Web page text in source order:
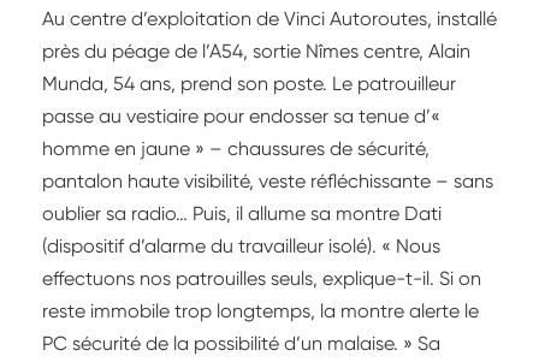
Au centre d’exploitation de Vinci Autoroutes, installé
près du péage de l’A54, sortie Nîmes centre, Alain
Munda, 54 ans, prend son poste. Le patrouilleur
passe au vestiaire pour endosser sa tenue d’«
homme en jaune » – chaussures de sécurité,
pantalon haute visibilité, veste réfléchissante – sans
oublier sa radio… Puis, il allume sa montre Dati
(dispositif d’alarme du travailleur isolé). « Nous
effectuons nos patrouilles seuls, explique-t-il. Si on
reste immobile trop longtemps, la montre alerte le
PC sécurité de la possibilité d’un malaise. » Sa